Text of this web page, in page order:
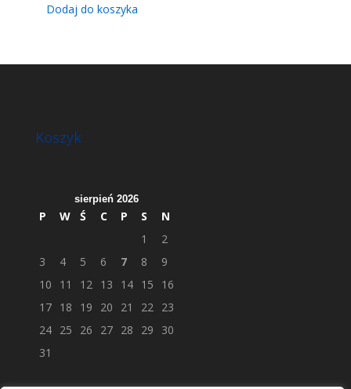
Dodaj do koszyka
Koszyk
sierpień 2026
P W Ś C P S
N
1
2
3
4 5 6 7 8
9
10
11 12 13 14 15
16
17 18 19 20 21 22
23
24 25 26 27 28 29
30
31